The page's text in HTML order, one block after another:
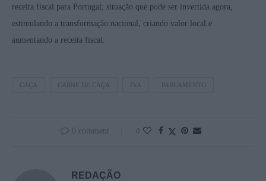
receita fiscal para Portugal; situação que pode ser invertida agora,
estimulando a transformação nacional, criando valor local e
aumentando a receita fiscal.
CAÇA CARNE DE CAÇA IVA PARLAMENTO
0 comment 0
REDAÇÃO